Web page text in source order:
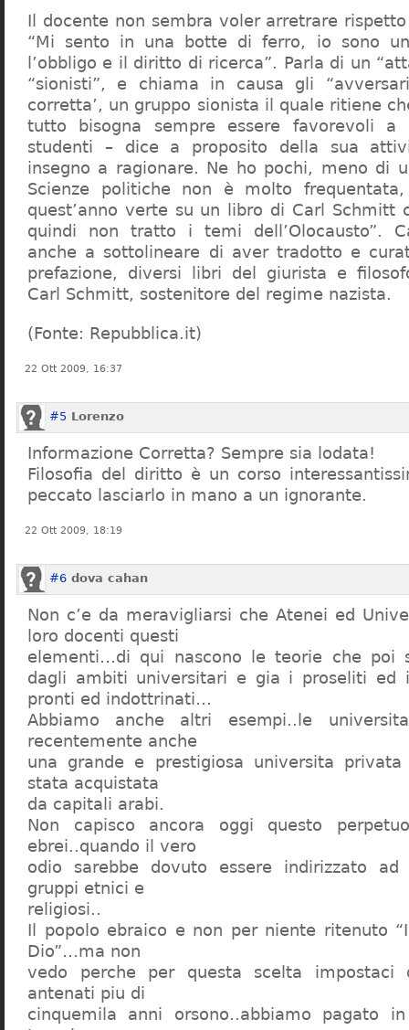
Il docente non sembra voler arretrare
“Mi sento in una botte di ferro, io sono
l’obbligo e il diritto di ricerca”. Parla di un
“sionisti”, e chiama in causa gli
corretta’, un gruppo sionista il quale ritiene
tutto bisogna sempre essere favorevoli a
studenti – dice a proposito della sua
insegno a ragionare. Ne ho pochi, meno di
Scienze politiche non è molto
quest’anno verte su un libro di Carl Schmitt
quindi non tratto i temi dell’Olocausto”.
anche a sottolineare di aver tradotto e
prefazione, diversi libri del giurista e
Carl Schmitt, sostenitore del regime nazista.
(Fonte: Repubblica.it)
22 Ott 2009, 16:37
#5 Lorenzo
Informazione Corretta? Sempre sia lodata!
Filosofia del diritto è un corso
peccato lasciarlo in mano a un ignorante.
22 Ott 2009, 18:19
#6 dova cahan
Non c’e da meravigliarsi che Atenei ed
loro docenti questi
elementi…di qui nascono le teorie che poi
dagli ambiti universitari e gia i proseliti ed
pronti ed indottrinati…
Abbiamo anche altri esempi..le
recentemente anche
una grande e prestigiosa universita
stata acquistata
da capitali arabi.
Non capisco ancora oggi questo
ebrei..quando il vero
odio sarebbe dovuto essere indirizzato
gruppi etnici e
religiosi..
Il popolo ebraico e non per niente ritenuto
Dio”…ma non
vedo perche per questa scelta
antenati piu di
cinquemila anni orsono..abbiamo pagato